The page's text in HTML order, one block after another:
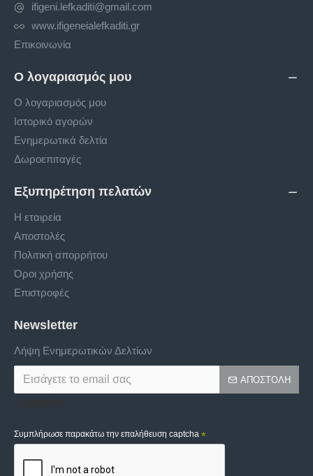
ifigeni.lefkaditi@gmail.com
www.ifigeneialefkaditi.gr
Επικοινωνία
Ο λογαριασμός μου
Ο λογαριασμός μου
Ιστορικό αγορών
Ενημερωτικά δελτία
Δωροεπιταγές
Εξυπηρέτηση πελατών
Η εταιρεία
Αποστολές
Πολιτική απορρήτου
Όροι χρήσης
Επιστροφές
Newsletter
Λήψη Ενημερωτικών Δελτίων
ΑΠΟΣΤΟΛΉ
Συμπλήρωσε παρακάτω την επαλήθευση captcha